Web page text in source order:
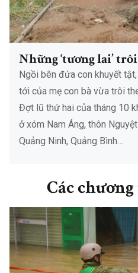
Những ‘tương lai’
Ngồi bên đứa con khuyết
tới của mẹ con bà vừa trôi
Đợt lũ thứ hai của tháng 10
ở xóm Nam Áng, thôn
Quảng Ninh, Quảng Bình…
Các